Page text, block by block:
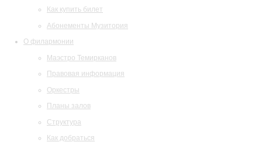
Как купить билет
Абонементы Музитория
О филармонии
Маэстро Темирканов
Правовая информация
Оркестры
Планы залов
Структура
Как добраться